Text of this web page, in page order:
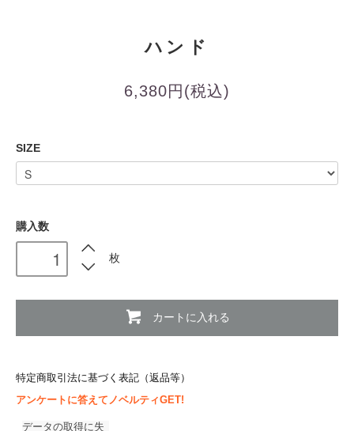
ハンド
6,380円(税込)
SIZE
購入数
枚
カートに入れる
特定商取引法に基づく表記（返品等）
アンケートに答えてノベルティGET!